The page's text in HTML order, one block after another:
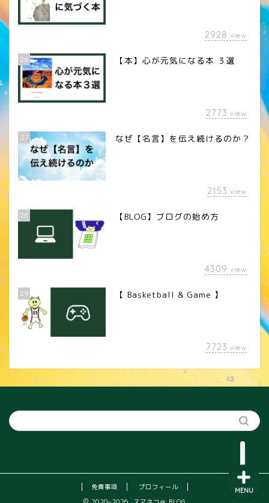
2928 view
26 【本】心が元気になる本 ３選
2773 view
27 なぜ【名言】を伝え続けるのか？
2153 view
28 【BLOG】ブログの始め方
4309 view
29 【 Basketball & Game 】
7723 view
免責事項
プロフィール
MENU
カメラレンズ
YouTube